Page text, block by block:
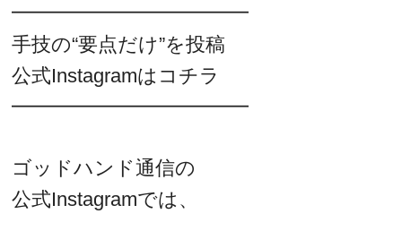
━━━━━━━━━━━━
手技の“要点だけ”を投稿
公式Instagramはコチラ
━━━━━━━━━━━━
ゴッドハンド通信の
公式Instagramでは、